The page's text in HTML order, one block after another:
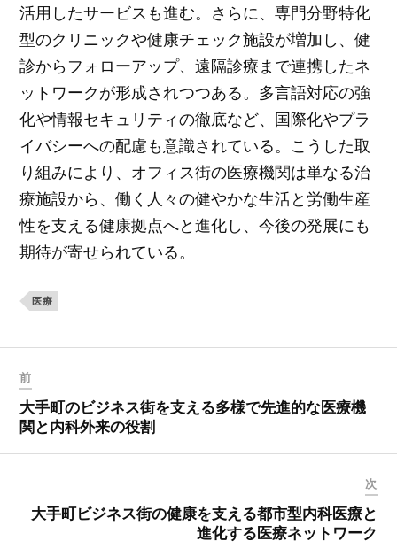
活用したサービスも進む。さらに、専門分野特化
型のクリニックや健康チェック施設が増加し、健
診からフォローアップ、遠隔診療まで連携したネ
ットワークが形成されつつある。多言語対応の強
化や情報セキュリティの徹底など、国際化やプラ
イバシーへの配慮も意識されている。こうした取
り組みにより、オフィス街の医療機関は単なる治
療施設から、働く人々の健やかな生活と労働生産
性を支える健康拠点へと進化し、今後の発展にも
期待が寄せられている。
医療
前
大手町のビジネス街を支える多様で先進的な医療機
関と内科外来の役割
次
大手町ビジネス街の健康を支える都市型内科医療と
進化する医療ネットワーク